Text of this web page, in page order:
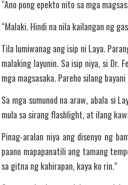
“Ano pong epekto nito sa mga
“Malaki. Hindi na nila kailangan ng
Tila lumiwanag ang isip ni Laya.
malaking layunin. Sa isip niya, si Dr.
mga magsasaka. Pareho silang
Sa mga sumunod na araw, abala si
mula sa sirang flashlight, at ilang
Pinag-aralan niya ang disenyo ng
paano mapapanatili ang tamang
sa gitna ng kahirapan, kaya ko rin."